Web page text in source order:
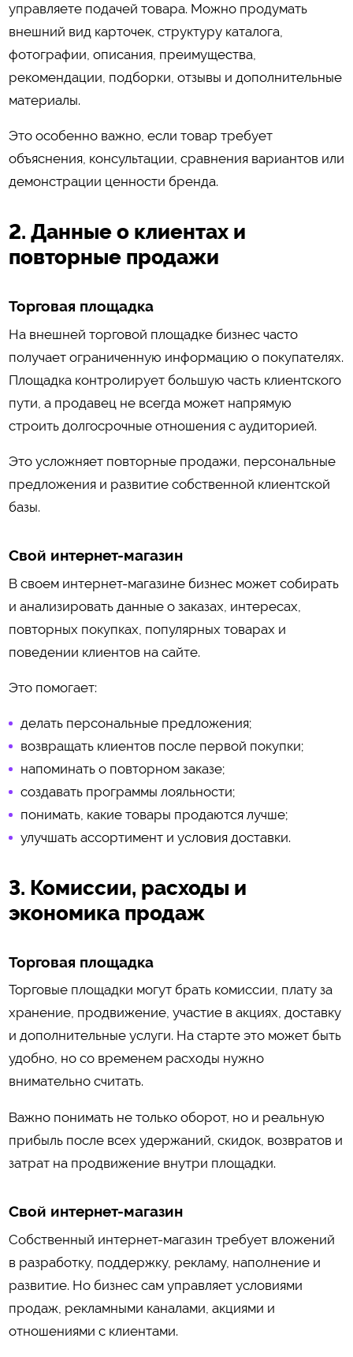
управляете подачей товара. Можно продумать
внешний вид карточек, структуру каталога,
фотографии, описания, преимущества,
рекомендации, подборки, отзывы и дополнительные
материалы.
Это особенно важно, если товар требует
объяснения, консультации, сравнения вариантов или
демонстрации ценности бренда.
2. Данные о клиентах и
повторные продажи
Торговая площадка
На внешней торговой площадке бизнес часто
получает ограниченную информацию о покупателях.
Площадка контролирует большую часть клиентского
пути, а продавец не всегда может напрямую
строить долгосрочные отношения с аудиторией.
Это усложняет повторные продажи, персональные
предложения и развитие собственной клиентской
базы.
Свой интернет-магазин
В своем интернет-магазине бизнес может собирать
и анализировать данные о заказах, интересах,
повторных покупках, популярных товарах и
поведении клиентов на сайте.
Это помогает:
делать персональные предложения;
возвращать клиентов после первой покупки;
напоминать о повторном заказе;
создавать программы лояльности;
понимать, какие товары продаются лучше;
улучшать ассортимент и условия доставки.
3. Комиссии, расходы и
экономика продаж
Торговая площадка
Торговые площадки могут брать комиссии, плату за
хранение, продвижение, участие в акциях, доставку
и дополнительные услуги. На старте это может быть
удобно, но со временем расходы нужно
внимательно считать.
Важно понимать не только оборот, но и реальную
прибыль после всех удержаний, скидок, возвратов и
затрат на продвижение внутри площадки.
Свой интернет-магазин
Собственный интернет-магазин требует вложений
в разработку, поддержку, рекламу, наполнение и
развитие. Но бизнес сам управляет условиями
продаж, рекламными каналами, акциями и
отношениями с клиентами.